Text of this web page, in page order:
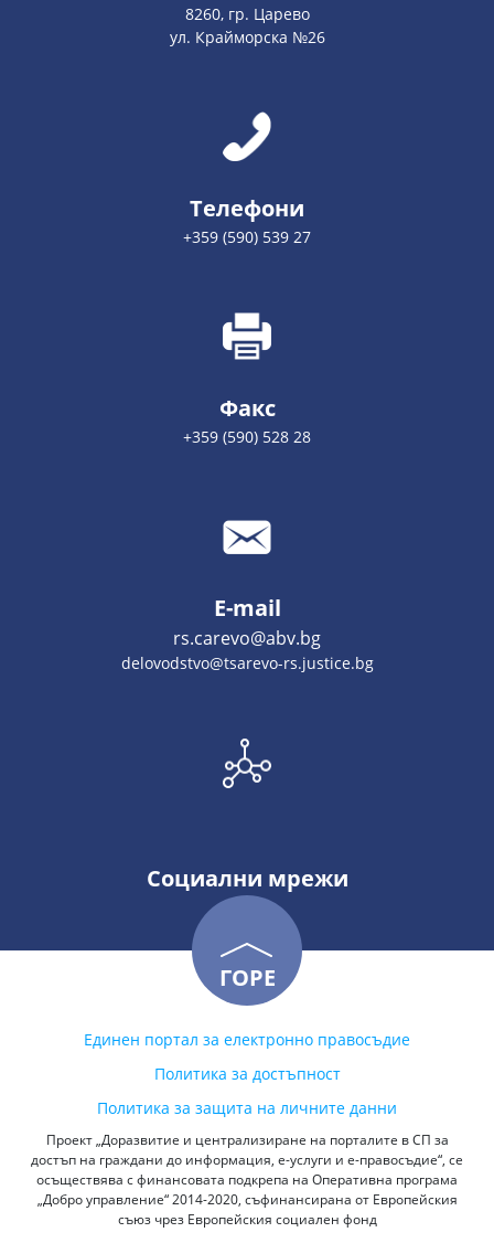
8260, гр. Царево
ул. Крайморска №26
Телефони
+359 (590) 539 27
Факс
+359 (590) 528 28
E-mail
rs.carevo@abv.bg
delovodstvo@tsarevo-rs.justice.bg
Социални мрежи
ГОРЕ
Единен портал за електронно правосъдие
Политика за достъпност
Политика за защита на личните данни
Проект „Доразвитие и централизиране на порталите в СП за
достъп на граждани до информация, е-услуги и е-правосъдие“, се
осъществява с финансовата подкрепа на Оперативна програма
„Добро управление“ 2014-2020, съфинансирана от Европейския
съюз чрез Европейския социален фонд